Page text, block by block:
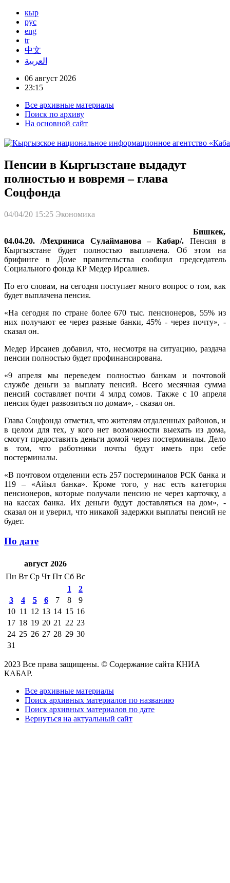
кыр
рус
eng
tr
中文
العربية
06 август 2026
23:15
Все архивные материалы
Поиск по архиву
На основной сайт
Пенсии в Кыргызстане выдадут
полностью и вовремя – глава
Соцфонда
04/04/20 15:25 Экономика
Бишкек,
04.04.20. /Мехриниса Сулайманова – Кабар/. Пенсия в
Кыргызстане будет полностью выплачена. Об этом на
брифинге в Доме правительства сообщил председатель
Социального фонда КР Медер Ирсалиев.
По его словам, на сегодня поступает много вопрос о том, как
будет выплачена пенсия.
«На сегодня по стране более 670 тыс. пенсионеров, 55% из
них получают ее через разные банки, 45% - через почту», -
сказал он.
Медер Ирсаиев добавил, что, несмотря на ситуацию, раздача
пенсии полностью будет профинансирована.
«9 апреля мы переведем полностью банкам и почтовой
службе деньги за выплату пенсий. Всего месячная сумма
пенсий составляет почти 4 млрд сомов. Также с 10 апреля
пенсия будет развозиться по домам», - сказал он.
Глава Соцфонда отметил, что жителям отдаленных районов, и
в целом для тех, у кого нет возможности выехать из дома,
смогут предоставить деньги домой через постерминалы. Дело
в том, что работники почты будут иметь при себе
постерминалы.
«В почтовом отделении есть 257 постерминалов РСК банка и
119 – «Айыл банка». Кроме того, у нас есть категория
пенсионеров, которые получали пенсию не через карточку, а
на кассах банка. Их деньги будут доставляться на дом», -
сказал он и уверил, что никакой задержки выплаты пенсий не
будет.
По дате
август 2026
Пн Вт Ср Чт Пт Сб Вс
1
2
3
4 5 6 7 8
9
10 11 12 13 14 15 16
17 18 19 20 21 22 23
24 25 26 27 28 29 30
31
2023 Все права защищены. © Содержание сайта КНИА
КАБАР.
Все архивные материалы
Поиск архивных материалов по названию
Поиск архивных материалов по дате
Вернуться на актуальный сайт